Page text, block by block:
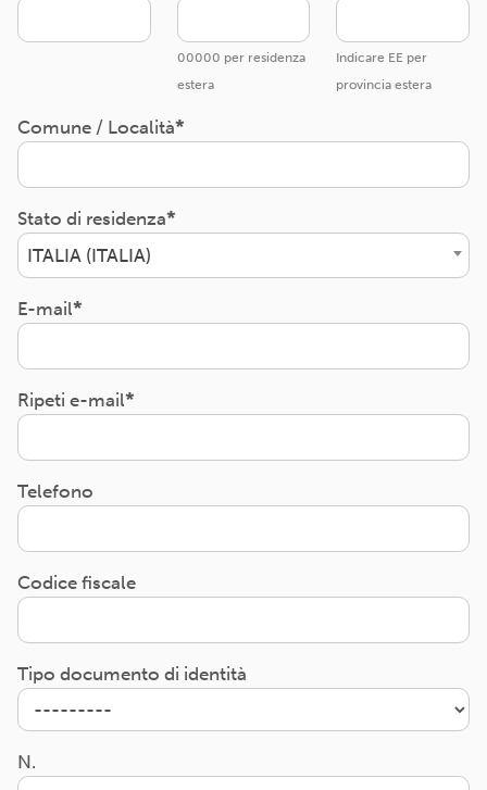
00000 per residenza
estera
Indicare EE per
provincia estera
Comune / Località
Stato di residenza
ITALIA (ITALIA)
E-mail
Ripeti e-mail
Telefono
Codice fiscale
Tipo documento di identità
N.